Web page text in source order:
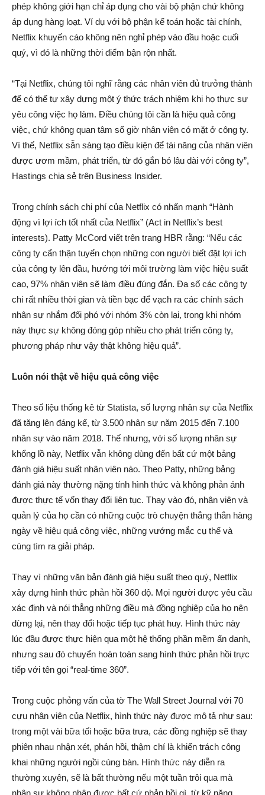
phép không giới hạn chỉ áp dụng cho vài bộ phận chứ không
áp dụng hàng loạt. Ví dụ với bộ phận kế toán hoặc tài chính,
Netflix khuyến cáo không nên nghỉ phép vào đầu hoặc cuối
quý, vì đó là những thời điểm bận rộn nhất.
“Tại Netflix, chúng tôi nghĩ rằng các nhân viên đủ trưởng thành
để có thể tự xây dựng một ý thức trách nhiệm khi họ thực sự
yêu công việc họ làm. Điều chúng tôi cần là hiệu quả công
việc, chứ không quan tâm số giờ nhân viên có mặt ở công ty.
Vì thế, Netflix sẵn sàng tạo điều kiện để tài năng của nhân viên
được ươm mầm, phát triển, từ đó gắn bó lâu dài với công ty”,
Hastings chia sẻ trên Business Insider.
Trong chính sách chi phí của Netflix có nhấn mạnh “Hành
động vì lợi ích tốt nhất của Netflix” (Act in Netflix’s best
interests). Patty McCord viết trên trang HBR rằng: “Nếu các
công ty cẩn thận tuyển chọn những con người biết đặt lợi ích
của công ty lên đầu, hướng tới môi trường làm việc hiệu suất
cao, 97% nhân viên sẽ làm điều đúng đắn. Đa số các công ty
chi rất nhiều thời gian và tiền bạc để vạch ra các chính sách
nhân sự nhắm đối phó với nhóm 3% còn lại, trong khi nhóm
này thực sự không đóng góp nhiều cho phát triển công ty,
phương pháp như vậy thật không hiệu quả”.
Luôn nói thật về hiệu quả công việc
Theo số liệu thống kê từ Statista, số lượng nhân sự của Netflix
đã tăng lên đáng kể, từ 3.500 nhân sự năm 2015 đến 7.100
nhân sự vào năm 2018. Thế nhưng, với số lượng nhân sự
khổng lồ này, Netflix vẫn không dùng đến bất cứ một bảng
đánh giá hiệu suất nhân viên nào. Theo Patty, những bảng
đánh giá này thường nặng tính hình thức và không phản ánh
được thực tế vốn thay đổi liên tục. Thay vào đó, nhân viên và
quản lý của họ cần có những cuộc trò chuyện thẳng thắn hàng
ngày về hiệu quả công việc, những vướng mắc cụ thể và
cùng tìm ra giải pháp.
Thay vì những văn bản đánh giá hiệu suất theo quý, Netflix
xây dựng hình thức phản hồi 360 độ. Mọi người được yêu cầu
xác định và nói thẳng những điều mà đồng nghiệp của họ nên
dừng lại, nên thay đổi hoặc tiếp tục phát huy. Hình thức này
lúc đầu được thực hiện qua một hệ thống phần mềm ẩn danh,
nhưng sau đó chuyển hoàn toàn sang hình thức phản hồi trực
tiếp với tên gọi “real-time 360”.
Trong cuộc phỏng vấn của tờ The Wall Street Journal với 70
cựu nhân viên của Netflix, hình thức này được mô tả như sau:
trong một vài bữa tối hoặc bữa trưa, các đồng nghiệp sẽ thay
phiên nhau nhận xét, phản hồi, thậm chí là khiển trách công
khai những người ngồi cùng bàn. Hình thức này diễn ra
thường xuyên, sẽ là bất thường nếu một tuần trôi qua mà